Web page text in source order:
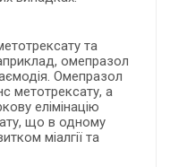
та
омепразол
Омепразол
метотрексату, а
елімінацію
що в одному
міалгії та